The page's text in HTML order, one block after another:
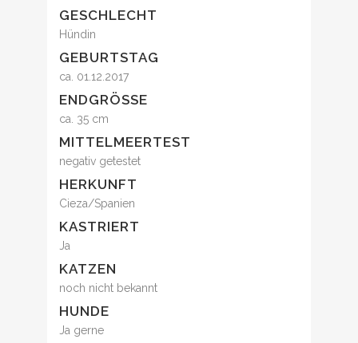
GESCHLECHT
Hündin
GEBURTSTAG
ca. 01.12.2017
ENDGRÖSSE
ca. 35 cm
MITTELMEERTEST
negativ getestet
HERKUNFT
Cieza/Spanien
KASTRIERT
Ja
KATZEN
noch nicht bekannt
HUNDE
Ja gerne